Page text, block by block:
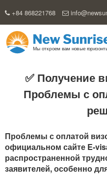
+84 868221768
✅ Получение
Проблемы с
Проблемы с оплатой
официальном сайте E-
распространенной
заявителей, особенно